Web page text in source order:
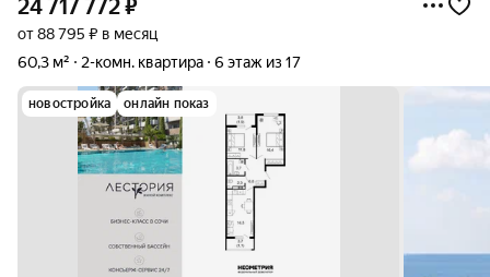
24 717 772₽
от 88 795 ₽ в месяц
60,3 м²
2-комн. квартира 6 этаж из 17
новостройка онлайн показ